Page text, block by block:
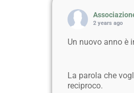
2 years ago
Un nuovo anno è
La parola che
reciproco.